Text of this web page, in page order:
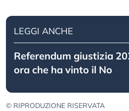
LEGGI ANCHE
Referendum giustizia
ora che ha vinto il No
© RIPRODUZIONE RISERVATA